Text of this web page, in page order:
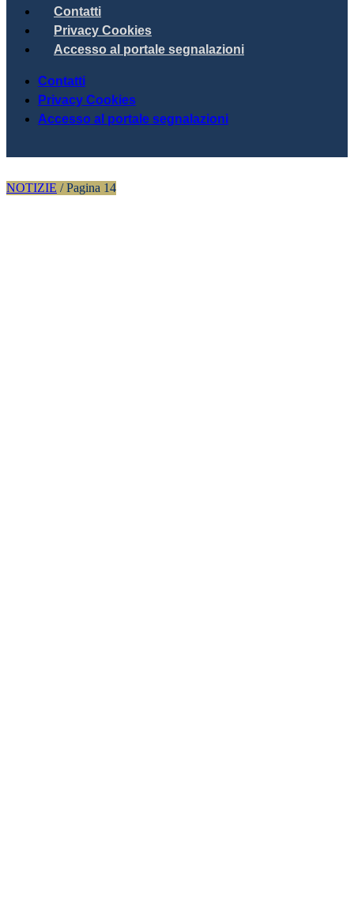
NOTIZIE /Pagina 14
Contatti
Privacy Cookies
Accesso al portale segnalazioni
Contatti
Privacy Cookies
Accesso al portale segnalazioni